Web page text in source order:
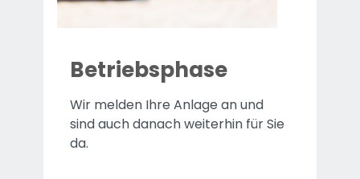
Betriebsphase
Wir melden Ihre Anlage an und
sind auch danach weiterhin für Sie
da.